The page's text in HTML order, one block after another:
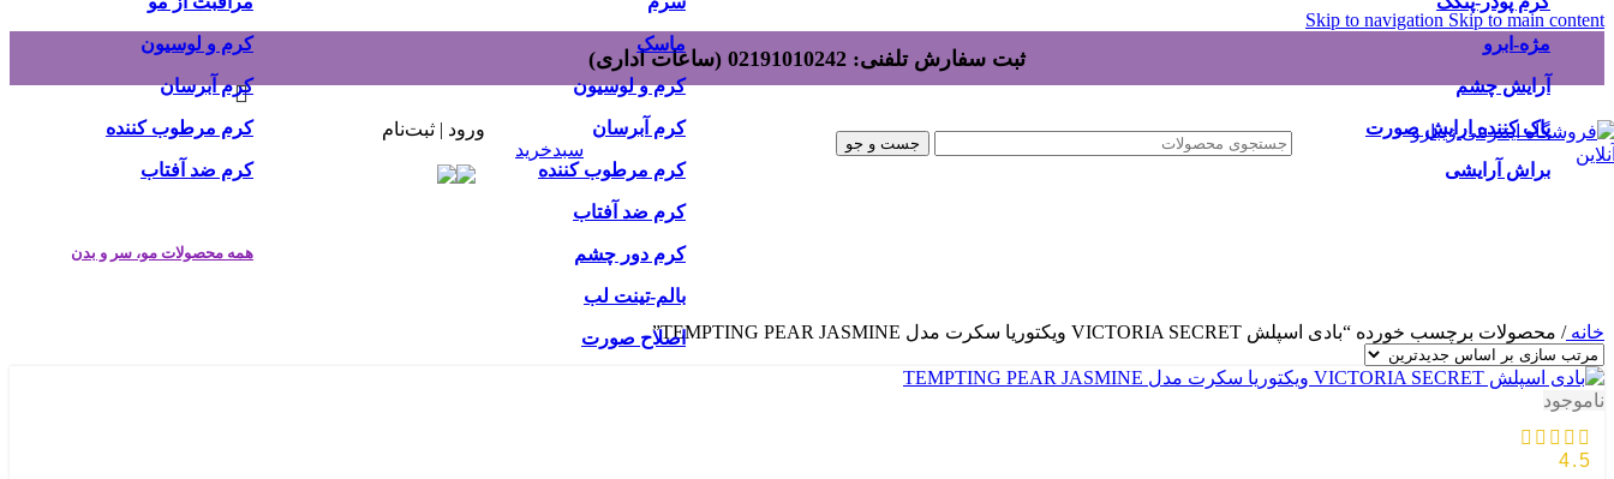
Skip to navigation Skip to main content
ثبت سفارش تلفنی: 02191010242 (ساعات اداری)
جست و جو سبدخرید
ورود | ثبت‌نام
مژه-ابرو
آرایش چشم
پاک کننده ارایش صورت
براش آرایشی
ماسک
کرم و لوسیون
کرم آبرسان
کرم مرطوب کننده
کرم ضد آفتاب
کرم دور چشم
بالم-تینت لب
اصلاح صورت
کرم و لوسیون
کرم آبرسان
کرم مرطوب کننده
کرم ضد آفتاب
همه محصولات مو، سر و بدن
خانه/ محصولات برچسب خورده “بادی اسپلش VICTORIA SECRET ویکتوریا سکرت مدل TEMPTING PEAR JASMINE”
ناموجود
4.5